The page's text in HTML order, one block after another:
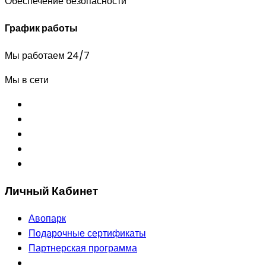
График работы
Мы работаем 24/7
Мы в сети
Личный Кабинет
Авопарк
Подарочные сертификаты
Партнерская программа